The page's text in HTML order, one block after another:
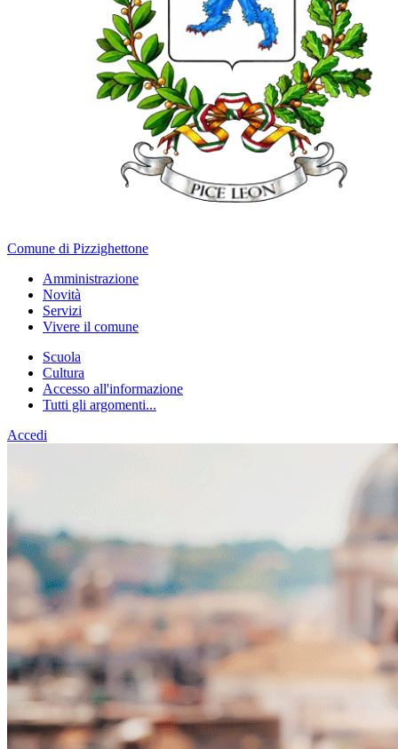
Comune di Pizzighettone
Amministrazione
Novità
Servizi
Vivere il comune
Scuola
Cultura
Accesso all'informazione
Tutti gli argomenti...
Accedi